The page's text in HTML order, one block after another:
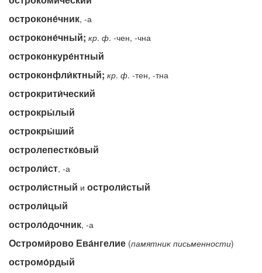
остроконе́чник, -а
остроконе́чный; кр. ф. -чен, -чна
остроконкуре́нтный
остроконфли́ктный; кр. ф. -тен, -тна
острокрити́ческий
острокры́лый
острокры́ший
остролепестко́вый
остроли́ст, -а
остроли́стный и остроли́стый
остроли́цый
остроло́дочник, -а
Остроми́рово Ева́нгелие (памятник письменности)
остромо́рдый